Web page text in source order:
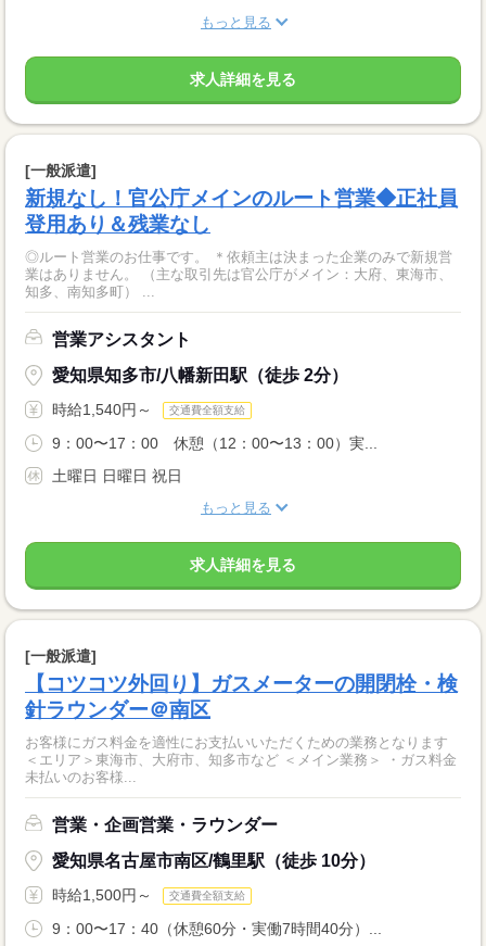
もっと見る
求人詳細を見る
[一般派遣]
新規なし！官公庁メインのルート営業◆正社員
登用あり＆残業なし
◎ルート営業のお仕事です。 ＊依頼主は決まった企業のみで新規営
業はありません。 （主な取引先は官公庁がメイン：大府、東海市、
知多、南知多町） ...
営業アシスタント
愛知県知多市/八幡新田駅（徒歩 2分）
時給1,540円～ 交通費全額支給
9：00〜17：00 休憩（12：00〜13：00）実...
土曜日 日曜日 祝日
もっと見る
求人詳細を見る
[一般派遣]
【コツコツ外回り】ガスメーターの開閉栓・検
針ラウンダー＠南区
お客様にガス料金を適性にお支払いいただくための業務となります
＜エリア＞東海市、大府市、知多市など ＜メイン業務＞ ・ガス料金
未払いのお客様...
営業・企画営業・ラウンダー
愛知県名古屋市南区/鶴里駅（徒歩 10分）
時給1,500円～ 交通費全額支給
9：00〜17：40（休憩60分・実働7時間40分）...